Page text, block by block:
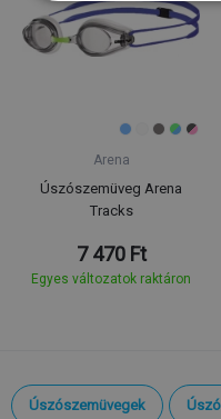
Arena
Úszószemüveg Arena
Tracks
7 470 Ft
Egyes változatok raktáron
Úszószemüvegek